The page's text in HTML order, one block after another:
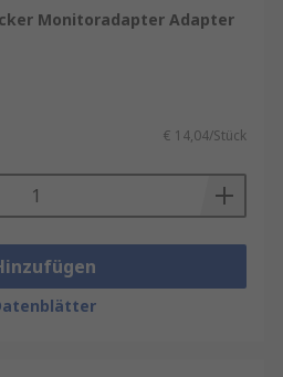
Monitoradapter Adapter
€ 14,04/Stück